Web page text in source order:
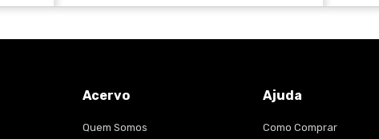
Acervo
Quem Somos
Ajuda
Como Comprar